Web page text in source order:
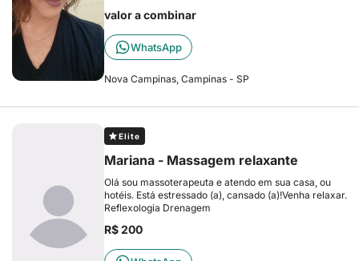
valor a combinar
WhatsApp
Nova Campinas, Campinas - SP
Elite
Mariana - Massagem relaxante
Olá sou massoterapeuta e atendo em sua casa, ou
hotéis. Está estressado (a), cansado (a)!Venha relaxar.
Reflexologia Drenagem
R$ 200